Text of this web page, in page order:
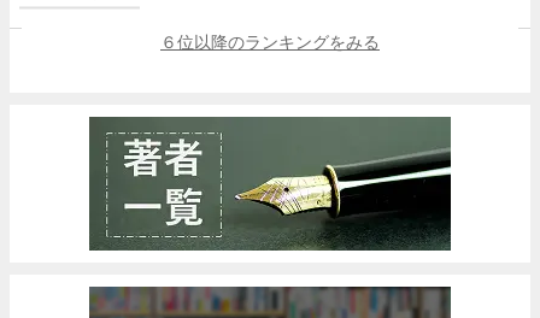
６位以降のランキングをみる